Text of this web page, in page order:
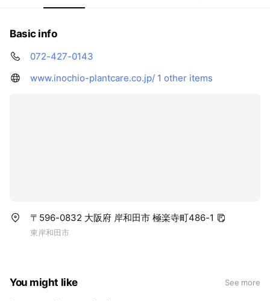
Basic info
072-427-0143
www.inochio-plantcare.co.jp/ 1 other items
〒596-0832 大阪府 岸和田市 極楽寺町486-1
東岸和田市
You might like See more